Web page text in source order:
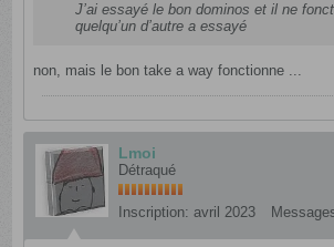
J’ai essayé le bon dominos et il ne
quelqu’un d’autre a essayé
non, mais le bon take a way fonctionne ...
Lmoi
Détraqué
Inscription: avril 2023